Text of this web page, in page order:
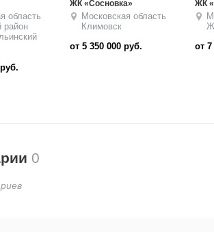
Таунхаусы
область
ЖК «Назарьевские пруды»
Московская область
Солнечногорский район
0